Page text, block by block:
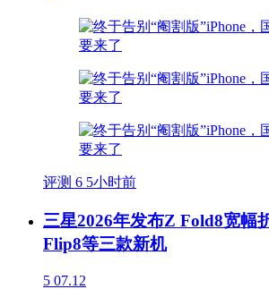
评测 6 5小时前
三星2026年发布Z Fold8宽幅
Flip8等三款新机
5 07.12